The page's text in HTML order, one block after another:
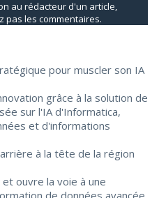
au rédacteur d'un article,
pas les commentaires.
pour muscler son IA
grâce à la solution de
sur l'IA d'Informatica,
et d'informations
à la tête de la région
ouvre la voie à une
de données avancée,